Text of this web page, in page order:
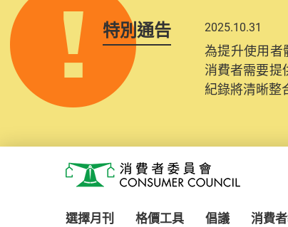
特別通告 2025.10.31
為提升使用者
消費者需要提
紀錄將清晰整
消費者委員會
選擇月刊 格價工具 倡議 消費